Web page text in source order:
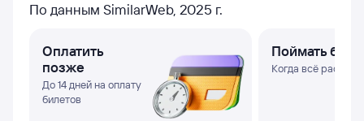
По данным SimilarWeb, 2025 г.
Оплатить
позже
До 14 дней на оплату
билетов
Поймать
Когда всё